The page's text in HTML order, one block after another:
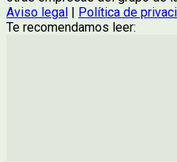
Aviso legal
Política de
Te recomendamos leer: